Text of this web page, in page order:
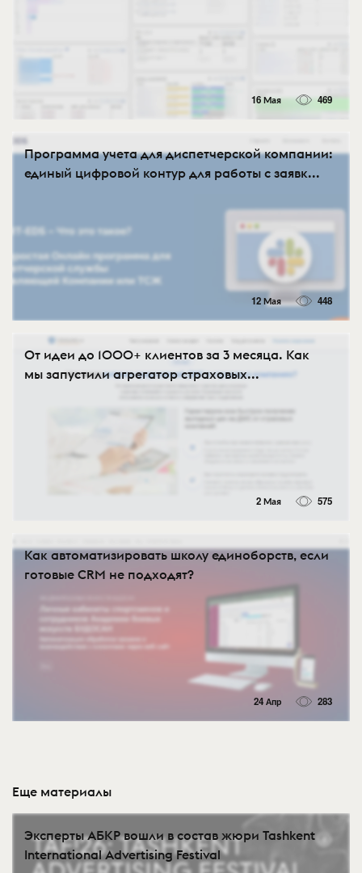
16 Мая 469
Программа учета для диспетчерской компании:
единый цифровой контур для работы с заявк...
12 Мая 448
От идеи до 1000+ клиентов за 3 месяца. Как
мы запустили агрегатор страховых...
2 Мая 575
Как автоматизировать школу единоборств, если
готовые CRM не подходят?
24 Апр 283
Еще материалы
Эксперты АБКР вошли в состав жюри Tashkent
International Advertising Festival